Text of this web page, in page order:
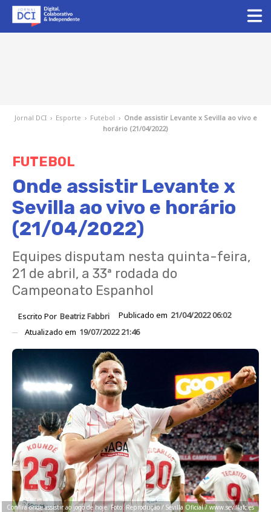
Jornal DCI › Esporte › Futebol › Onde assistir Levante x Sevilla ao vivo e
horário (21/04/2022)
FUTEBOL
Onde assistir Levante x
Sevilla ao vivo e horário
(21/04/2022)
Equipes disputam nesta quinta-feira,
21 de abril, a 33ª rodada do
Campeonato Espanhol
Escrito Por Beatriz Fabbri Publicado em 21/04/2022 06:02
Atualizado em 19/07/2022 21:46
Confira onde assistir ao jogo de hoje. Foto: Reprodução / Sevilla Oficial / www.sevillafc.es